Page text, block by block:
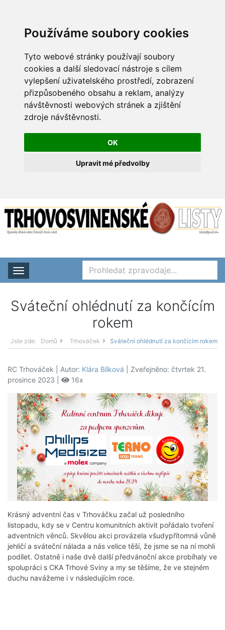
Používáme soubory cookies
Tyto webové stránky používají soubory
cookies a další sledovací nástroje s cílem
vylepšení uživatelského prostředí, zobrazení
přizpůsobeného obsahu a reklam, analýzy
návštěvnosti webových stránek a zjištění
zdroje návštěvnosti.
OK
Upravit mé předvolby
Rozbalit nabídku
Sváteční ohlédnutí za končícím
rokem
Jste zde: Domů Trhováček Sváteční ohlédnutí za končícím rokem
RC Trhováček | Autor: Klára Bílková | Zveřejněno: čtvrtek 21.
prosince 2023 |
16x
Krásný adventní čas v Trhováčku začal už posledního
listopadu, kdy se v Centru komunitních aktivit pořádalo tvoření
adventních věnců. Skvělou akci provázela všudypřítomná vůně
jehličí a sváteční nálada a nás velice těší, že jsme se na ní mohli
podílet. Ostatně i naše dvě další předvánoční akce probíhaly ve
spolupráci s CKA Trhové Sviny a my se těšíme, že ve stejném
duchu navážeme i v následujícím roce.